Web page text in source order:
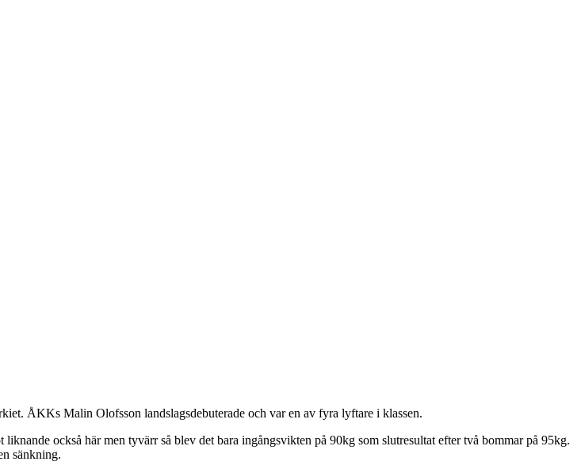
ÅKKs Malin Olofsson landslagsdebuterade och var en av fyra lyftare i klassen.
också här men tyvärr så blev det bara ingångsvikten på 90kg som slutresultat efter två bommar på 95kg.
sänkning.